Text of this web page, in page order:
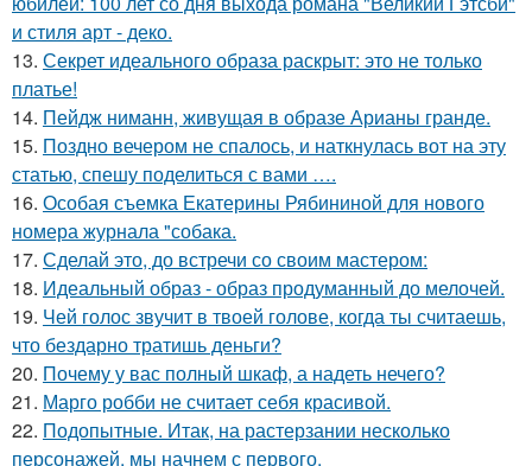
и стиля арт - деко.
13. Секрет идеального образа раскрыт: это не только
платье!
14. Пейдж ниманн, живущая в образе Арианы гранде.
15. Поздно вечером не спалось, и наткнулась вот на эту
статью, спешу поделиться с вами ….
16. Особая съемка Екатерины Рябининой для нового
номера журнала "собака.
17. Сделай это, до встречи со своим мастером:
18. Идеальный образ - образ продуманный до мелочей.
19. Чей голос звучит в твоей голове, когда ты считаешь,
что бездарно тратишь деньги?
20. Почему у вас полный шкаф, а надеть нечего?
21. Марго робби не считает себя красивой.
22. Подопытные. Итак, на растерзании несколько
персонажей, мы начнем с первого.